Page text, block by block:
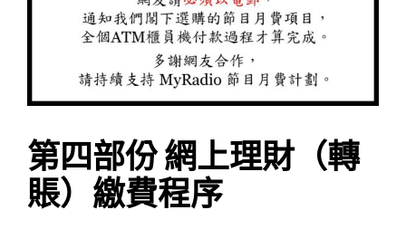
第四部份 網上理財（轉
賬）繳費程序